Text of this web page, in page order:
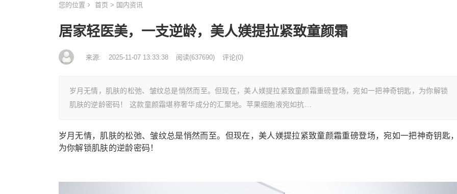
您的位置 首页 > 国内资讯
居家轻医美，一支逆龄，美人媄提拉紧致童颜霜
来源: 2025-11-07 13:33:38 阅读(637690) 评论(0)
岁月无情，肌肤的松弛、皱纹总是悄然而至。但现在，美人媄提拉紧致童颜霜重磅登场，宛如一把神奇钥匙，为你解锁
肌肤的逆龄密码！ 这款童颜霜堪称奢华成分的汇聚地。苹果细胞液宛如抗…
岁月无情，肌肤的松弛、皱纹总是悄然而至。但现在，美人媄提拉紧致童颜霜重磅登场，宛如一把神奇钥匙
为你解锁肌肤的逆龄密码！